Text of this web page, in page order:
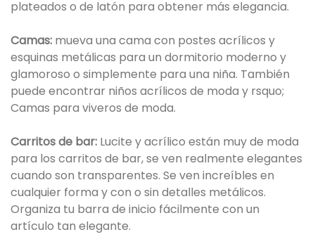
plateados o de latón para obtener más elegancia.
Camas: mueva una cama con postes acrílicos y
esquinas metálicas para un dormitorio moderno y
glamoroso o simplemente para una niña. También
puede encontrar niños acrílicos de moda y rsquo;
Camas para viveros de moda.
Carritos de bar: Lucite y acrílico están muy de moda
para los carritos de bar, se ven realmente elegantes
cuando son transparentes. Se ven increíbles en
cualquier forma y con o sin detalles metálicos.
Organiza tu barra de inicio fácilmente con un
artículo tan elegante.